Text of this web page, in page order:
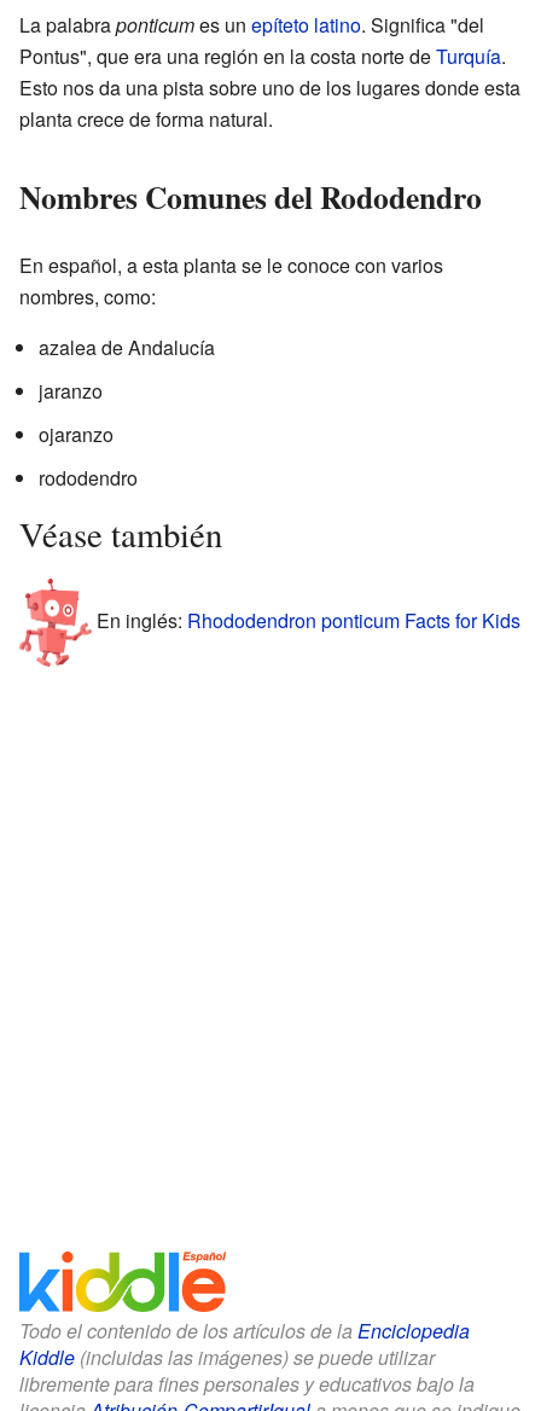
La palabraponticumes un epíteto latino. Significa "del
Pontus", que era una región en la costa norte deTurquía.
Esto nos da una pista sobre uno de los lugares donde esta
planta crece de forma natural.
Nombres Comunes del Rododendro
En español, a esta planta se le conoce con varios
nombres, como:
azalea de Andalucía
jaranzo
ojaranzo
rododendro
Véase también
En inglés: Rhododendron ponticum Facts for Kids
Todo el contenido de los artículos de la Enciclopedia
Kiddle (incluidas las imágenes) se puede utilizar
libremente para fines personales y educativos bajo la